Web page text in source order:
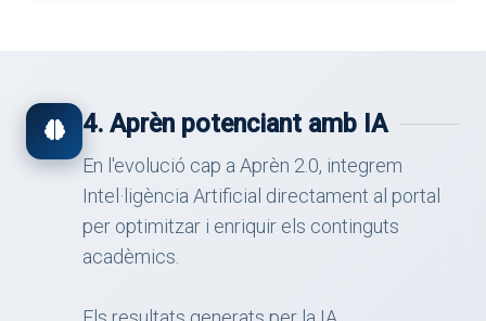
4. Aprèn potenciant amb IA
En l'evolució cap a Aprèn 2.0, integrem
Intel·ligència Artificial directament al portal
per optimitzar i enriquir els continguts
acadèmics.